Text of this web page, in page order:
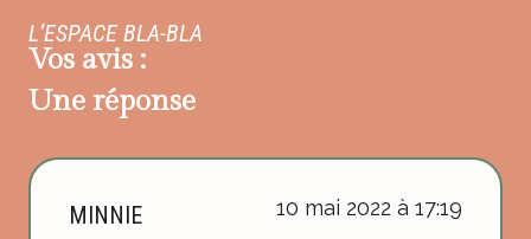
L’ESPACE BLA-BLA
Vos avis :
Une réponse
MINNIE 10 mai 2022 à 17:19